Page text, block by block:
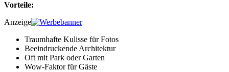
Vorteile:
Anzeige
Traumhafte Kulisse für Fotos
Beeindruckende Architektur
Oft mit Park oder Garten
Wow-Faktor für Gäste